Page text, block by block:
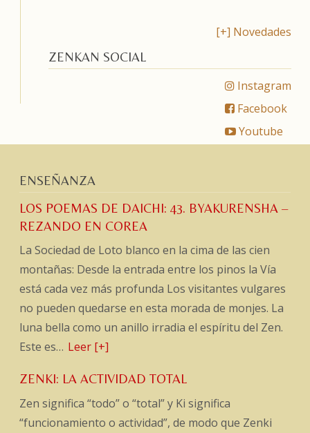
[+] Novedades
ZENKAN SOCIAL
Instagram
Facebook
Youtube
ENSEÑANZA
LOS POEMAS DE DAICHI: 43. BYAKURENSHA –
REZANDO EN COREA
La Sociedad de Loto blanco en la cima de las cien
montañas: Desde la entrada entre los pinos la Vía
está cada vez más profunda Los visitantes vulgares
no pueden quedarse en esta morada de monjes. La
luna bella como un anillo irradia el espíritu del Zen.
Este es… Leer [+]
ZENKI: LA ACTIVIDAD TOTAL
Zen significa “todo” o “total” y Ki significa
“funcionamiento o actividad”, de modo que Zenki